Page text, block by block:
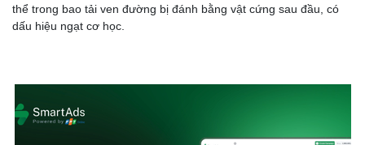
thể trong bao tải ven đường bị đánh bằng vật cứng sau đầu, có
dấu hiệu ngạt cơ học.